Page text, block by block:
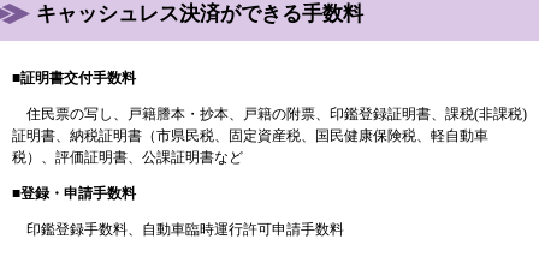
キャッシュレス決済ができる手数料
■証明書交付手数料
住民票の写し、戸籍謄本・抄本、戸籍の附票、印鑑登録証明書、課税(非課税)
証明書、納税証明書（市県民税、固定資産税、国民健康保険税、軽自動車
税）、評価証明書、公課証明書など
■登録・申請手数料
印鑑登録手数料、自動車臨時運行許可申請手数料